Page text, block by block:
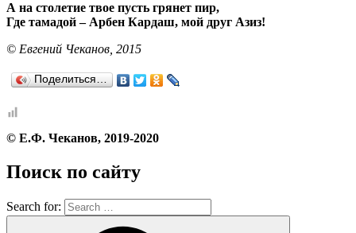
А на столетие твое пусть грянет пир,
Где тамадой – Арбен Кардаш, мой друг Азиз!
© Евгений Чеканов, 2015
Поделиться…
© Е.Ф. Чеканов, 2019-2020
Поиск по сайту
Search for: